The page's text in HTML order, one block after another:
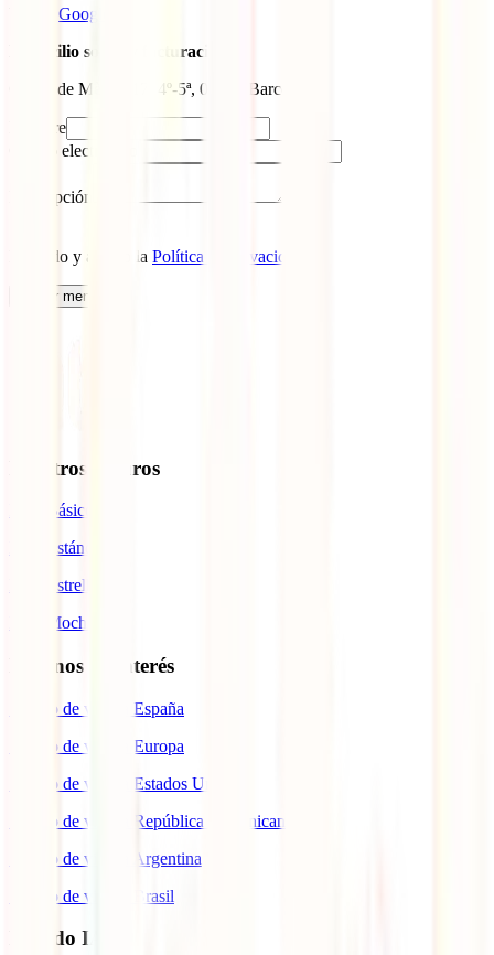
Google Maps
Domicilio social y facturación
Carrer de Mèxic, 17, 4º-5ª, 08004 Barcelona
Nombre
Correo electrónico
Descripción
He leído y acepto la Política de Privacidad
Enviar mensaje
Nuestros seguros
IATI Básico
IATI Estándar
IATI Estrella
IATI Mochilero
Destinos de interés
Seguro de viaje a España
Seguro de viaje a Europa
Seguro de viaje a Estados Unidos
Seguro de viaje a República Dominicana
Seguro de viaje a Argentina
Seguro de viaje a Brasil
Mundo IATI